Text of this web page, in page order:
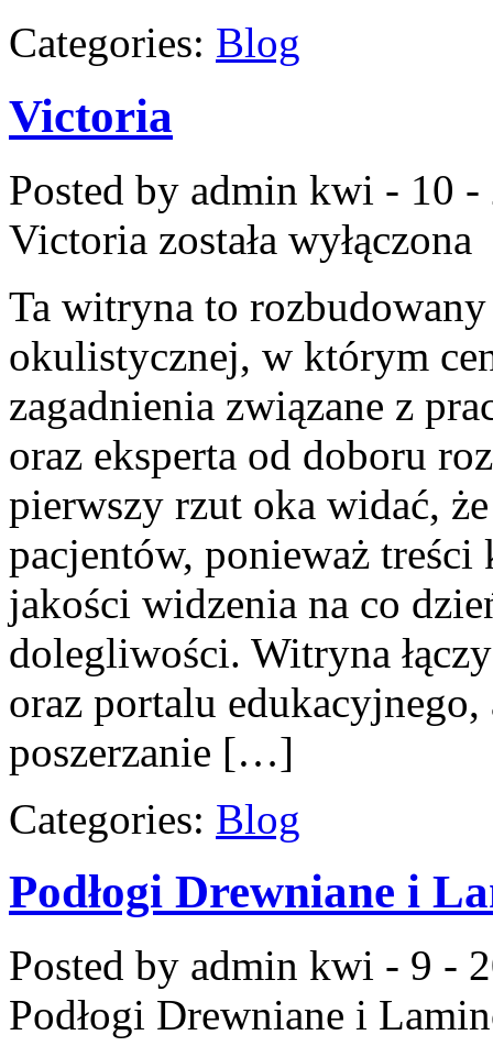
Categories: Blog
Victoria
Posted by admin kwi - 10 -
Victoria została wyłączona
Ta witryna to
okulistycznej, w którym
zagadnienia związane z
oraz eksperta od doboru
pierwszy rzut oka widać,
pacjentów, ponieważ
jakości widzenia na co
dolegliwości. Witryna
oraz portalu edukacyjnego,
poszerzanie […]
Categories: Blog
Podłogi Drewniane i
Posted by admin kwi - 9 -
Podłogi Drewniane i